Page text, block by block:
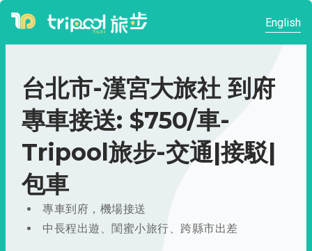
English
台北市-漢宮大旅社 到府
專車接送: $750/車-
Tripool旅步-交通|接駁|
包車
專車到府，機場接送
中長程出遊、閨蜜小旅行、跨縣市出差